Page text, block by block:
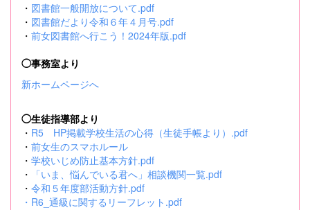
・ 図書館一般開放について.pdf
・ 図書館だより令和６年４月号.pdf
・ 前女図書館へ行こう！2024年版.pdf
◯事務室より
新ホームページへ
◯生徒指導部より
・ R5 HP掲載学校生活の心得（生徒手帳より）.pdf
・ 前女生のスマホルール
・ 学校いじめ防止基本方針.pdf
・
「いま、悩んでいる君へ」相談機関一覧.pdf
・ 令和５年度部活動方針.pdf
・ R6_通級に関するリーフレット.pdf